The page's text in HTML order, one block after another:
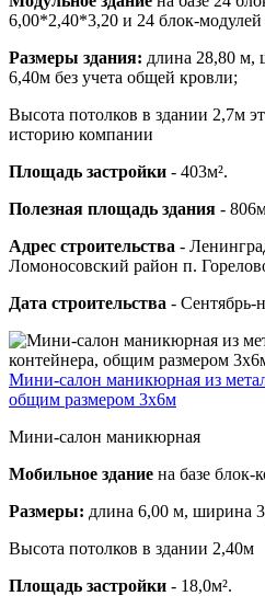
6,00*2,40*3,20 и 24 блок-
Размеры здания: длина 28,80 м,
6,40м без учета общей кровли;
Высота потолков в здании 2,7м
историю компании
Площадь застройки - 403м².
Полезная площадь здания -
Адрес строительства -
Ломоносовский район п.
Дата строительства - Сентябрь-
Мини-салон маникюрная из
общим размером 3х6м
Мини-салон маникюрная
Мобильное здание на базе блок-
Размеры: длина 6,00 м, ширина
Высота потолков в здании 2,40м
Площадь застройки - 18,0м².